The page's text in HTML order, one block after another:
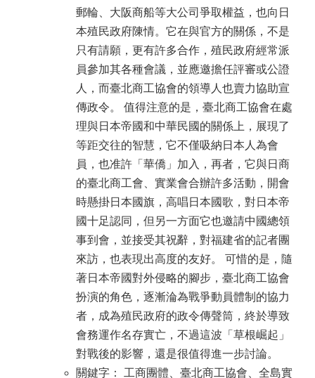
郵輪、大阪商船等大公司爭取權益，也向日
本殖民政府陳情。它在與官方的關係，不是
只有請願，更有許多合作，殖民政府經常派
員參加其各種會議，並應邀擔任評審或公證
人，而臺北商工協會的領導人也賣力協助宣
傳政令。 值得注意的是，臺北商工協會在處
理與日本帝國和中華民國的關係上，展現了
等距交往的智慧，它不僅吸納日本人為會
員，也准許「華僑」加入，再者，它與日商
的臺北商工會、實業會合辦許多活動，開會
時懸掛日本國旗，高唱日本國歌，對日本帝
國十足認同，但另一方面它也邀請中國總領
事到會，並接受其祝辭，對福建省的記者團
來訪，也表現出高度的友好。 可惜的是，隨
著日本帝國對外侵略的腳步，臺北商工協會
扮演的角色，逐漸淪為戰爭動員體制的協力
者，成為殖民政府的政令傳聲筒，終於導致
會務運作名存實亡，不過這波「草根崛起」
對戰後的影響，還是很值得進一步討論。
關鍵字： 工商團體、臺北商工協會、全島實